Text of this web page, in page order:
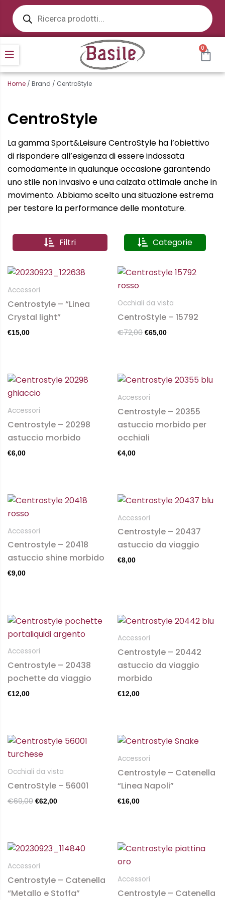
contenuto
Products
search
0
Home / Brand / CentroStyle
CentroStyle
La gamma Sport&Leisure CentroStyle ha l’obiettivo
di rispondere all’esigenza di essere indossata
comodamente in qualunque occasione garantendo
uno stile non invasivo e una calzata ottimale anche in
movimento. Abbiamo scelto una situazione estrema
per testare la performance delle montature.
Filtri Categorie
Accessori
Centrostyle – “Linea
Crystal light”
€15,00
Occhiali da vista
CentroStyle – 15792
€72,00
Il
prezzo
€72,00.
€65,00
Il
€65,00.
Accessori
Centrostyle – 20298
astuccio morbido
€6,00
Questo
prodotto
ha
varianti.
opzioni
scelte
nella
del
prodotto
Accessori
Centrostyle – 20355
astuccio morbido per
occhiali
€4,00
Questo
prodotto
varianti.
opzioni
scelte
pagina
del
prodotto
Accessori
Centrostyle – 20418
astuccio shine morbido
€9,00
Accessori
Centrostyle – 20437
astuccio da viaggio
€8,00
Accessori
Centrostyle – 20438
pochette da viaggio
€12,00
Accessori
Centrostyle – 20442
astuccio da viaggio
morbido
€12,00
Questo
prodotto
varianti.
opzioni
scelte
pagina
del
prodotto
Occhiali da vista
CentroStyle – 56001
€69,00
Il
prezzo
originale
€69,00.
€62,00
Il
€62,00.
Accessori
Centrostyle – Catenella
“Linea Napoli”
€16,00
Questo
prodotto
più
Le
essere
scelte
pagina
del
Accessori
Centrostyle – Catenella
“Metallo e Stoffa”
Accessori
Centrostyle – Catenella